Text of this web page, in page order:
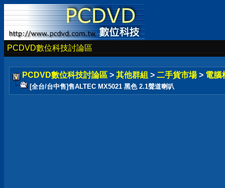
PCDVD數位科技討論區
PCDVD數位科技討論區 > 其他群組 > 二手貨市場 > 電腦
[全台/台中售]售ALTEC MX5021 黑色 2.1聲道喇叭